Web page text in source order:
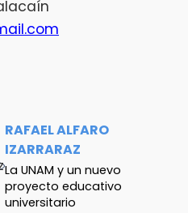
RAFAEL ALFARO
IZARRARAZ
La UNAM y un nuevo
proyecto educativo
universitario